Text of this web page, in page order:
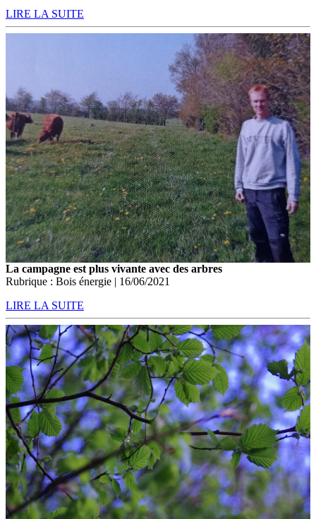
LIRE LA SUITE
La campagne est plus vivante avec des arbres
Rubrique : Bois énergie | 16/06/2021
LIRE LA SUITE